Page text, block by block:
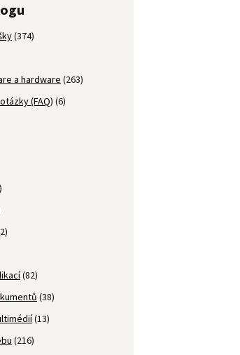
(374)
a hardware (263)
(FAQ) (6)
(82)
(38)
(13)
(216)